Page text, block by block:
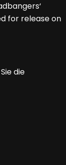
for release on
die